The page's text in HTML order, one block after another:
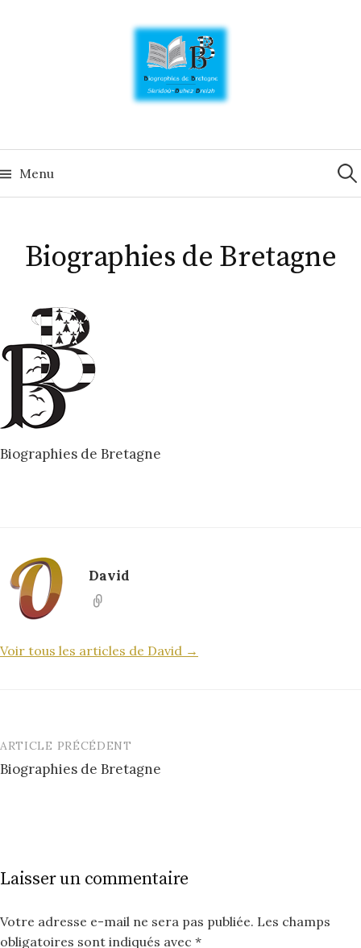
Menu
Biographies de Bretagne
Biographies de Bretagne
David
Voir tous les articles de David →
Post
navigation
ARTICLE PRÉCÉDENT
Biographies de Bretagne
Laisser un commentaire
Votre adresse e-mail ne sera pas publiée. Les champs
obligatoires sont indiqués avec *